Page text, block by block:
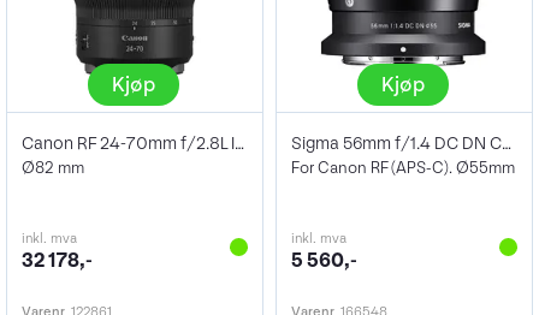
Kjøp
Canon RF 24-70mm f/2.8L IS USM
Ø82 mm
inkl. mva
32 178,-
Kjøp
Sigma 56mm f/1.4 DC DN Contemporary
For Canon RF (APS-C). Ø55mm
inkl. mva
5 560,-